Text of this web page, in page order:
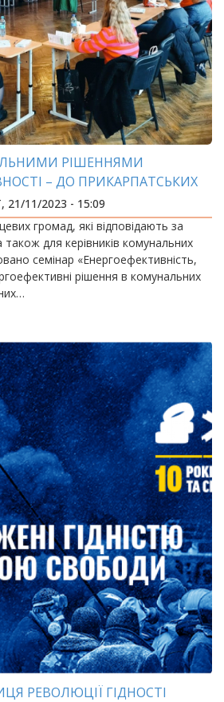
РІШЕННЯМИ
– ДО ПРИКАРПАТСЬКИХ
ГРОМАД
21/11/2023 - 15:09
громад, які відповідають за
для керівників комунальних
семінар «Енергоефективність,
рішення в комунальних
РЕВОЛЮЦІЇ ГІДНОСТІ